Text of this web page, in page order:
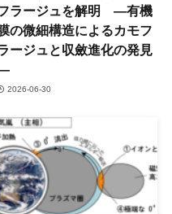
ラージュを解明 ―有機
の微細構造によるカモフ
ージュと収斂進化の発見
2026-06-30